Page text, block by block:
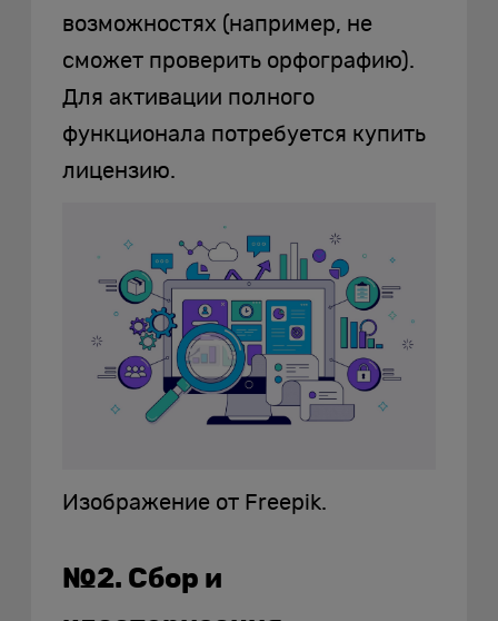
возможностях (например, не
сможет проверить орфографию).
Для активации полного
функционала потребуется купить
лицензию.
Изображение от Freepik.
№2. Сбор и